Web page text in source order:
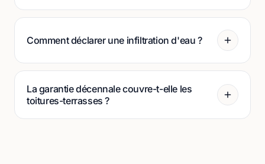
Comment déclarer une infiltration d'eau ?
La garantie décennale couvre-t-elle les
toitures-terrasses ?